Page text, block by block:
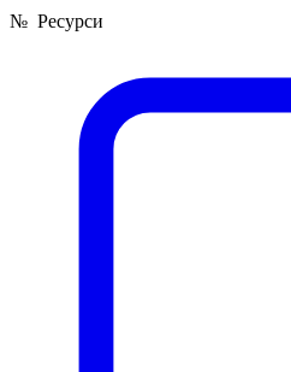
№ Ресурси